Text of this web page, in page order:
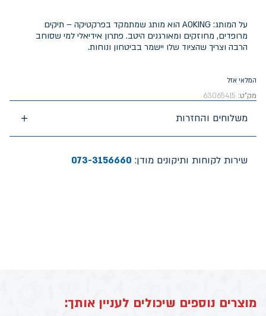
על המותג: AOKING הוא מותג שמתמקד בפרקטיקה – תיקים
מרופדים, מחוזקים ומאורגנים היטב. פתרון אידיאלי למי שסוחב
הרבה וצריך שהציוד שלו יישמר בביטחון ונוחות.
המלאי אזל
מק"ט: 63065415
משלוחים והחזרות
שירות לקוחות ותיקונים מודן: 073-3156660
מוצרים נוספים שיכולים לעניין אותך: